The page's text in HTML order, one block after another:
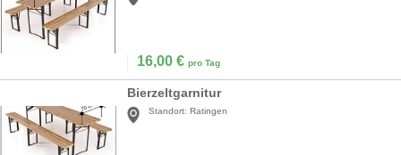
16,00 € pro Tag
Bierzeltgarnitur
Standort: Ratingen